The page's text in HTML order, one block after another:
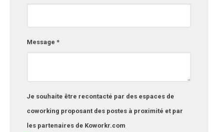
Message *
Je souhaite être recontacté par des espaces de
coworking proposant des postes à proximité et par
les partenaires de Koworkr.com